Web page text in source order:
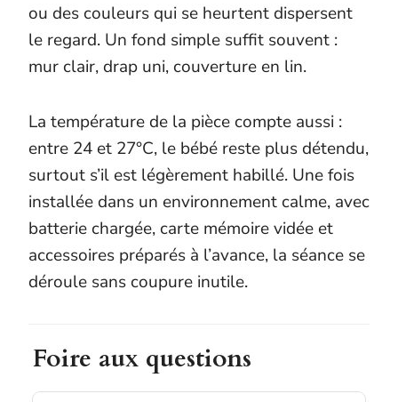
ou des couleurs qui se heurtent dispersent
le regard. Un fond simple suffit souvent :
mur clair, drap uni, couverture en lin.
La température de la pièce compte aussi :
entre 24 et 27°C, le bébé reste plus détendu,
surtout s’il est légèrement habillé. Une fois
installée dans un environnement calme, avec
batterie chargée, carte mémoire vidée et
accessoires préparés à l’avance, la séance se
déroule sans coupure inutile.
Foire aux questions